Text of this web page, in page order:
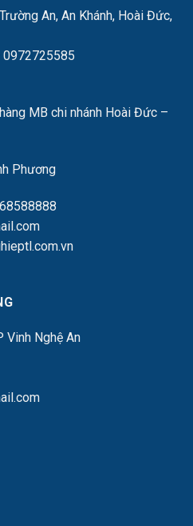
An, An Khánh, Hoài Đức,
MB chi nhánh Hoài Đức –
Phương
Vinh Nghệ An